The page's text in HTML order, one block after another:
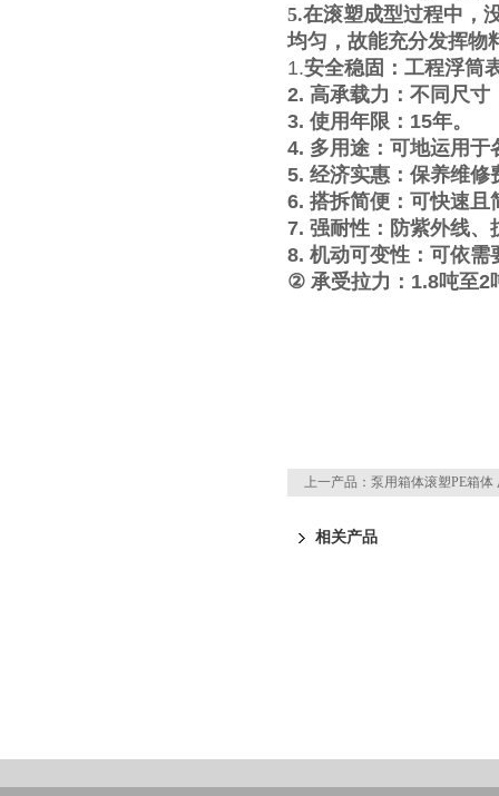
5.在滚塑成型过程中，
均匀，故能充分发挥物
1.安全稳固：工程浮筒
2. 高承载力：不同尺寸
3. 使用年限： 15年。
4. 多用途：可地运用于
5. 经济实惠：保养维修
6. 搭拆简便：可快速且
7. 强耐性：防紫外线、
8. 机动可变性：可依需
② 承受拉力： 1.8吨至2
上一产品： 泵用箱体滚塑PE箱体
相关产品